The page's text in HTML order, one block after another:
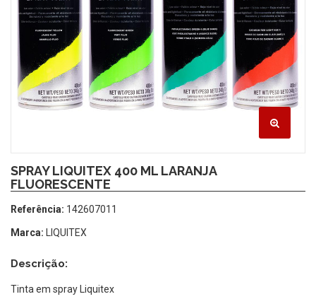
SPRAY LIQUITEX 400 ML LARANJA
FLUORESCENTE
Referência: 142607011
Marca: LIQUITEX
Descrição:
Tinta em spray Liquitex